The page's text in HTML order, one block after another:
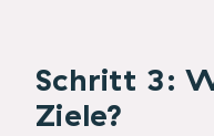
Schritt 3:
Ziele?